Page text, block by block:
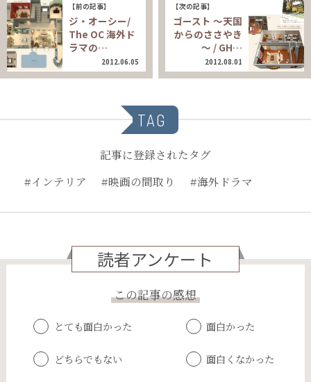
【前の記事】
ジ・オーシー/
The OC 海外ド
ラマの…
2012.06.05
【次の記事】
ゴースト 〜天国
からのささやき
～ / GH…
2012.08.01
TAG
記事に登録されたタグ
#インテリア
#映画の間取り #海外ドラマ
読者アンケート
この記事の感想
とても面白かった 面白かった
どちらでもない 面白くなかった